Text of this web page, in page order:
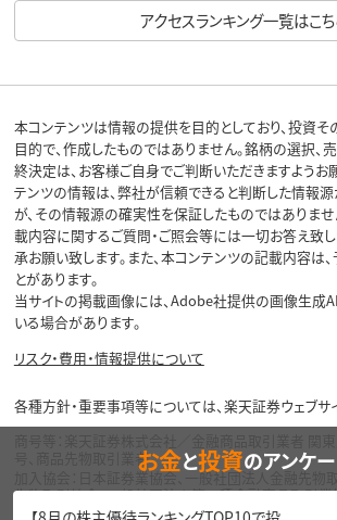
アクセスランキング一覧はこ
本コンテンツは情報の提供を目的としており、投資
目的で、作成したものではありません。銘柄の選択
終決定は、お客様ご自身でご判断いただきますようお
テンツの情報は、弊社が信頼できると判断した情報
が、その情報源の確実性を保証したものではありま
載内容に関するご質問・ご照会等には一切お答え致
承お願い致します。また、本コンテンツの記載内容は
とがあります。
当サイトの掲載画像には、Adobe社提供の画像生成
いる場合があります。
リスク・費用・情報提供について
各種方針・重要事項等については、楽天証券ウェブサ
商号等：楽天証券株式会社／金融商品取引業者 関
号、商品先物取引業者
加入協会：日本証券業協会、一般社団法人金融先物
先物取引協会、一般社団法人第二種金融商品取引業
産運用業協会
お金と投資のアンケ